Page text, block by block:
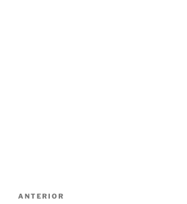
Navegación
Entrada
ANTERIOR